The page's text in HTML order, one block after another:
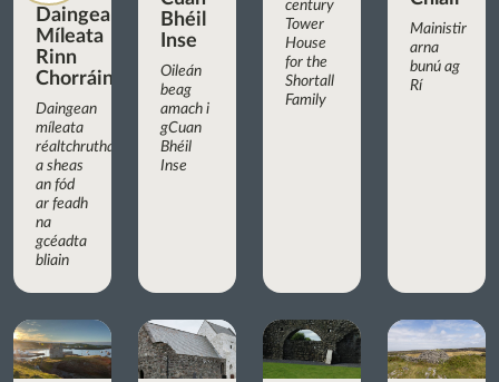
Daingean
Míleata
Rinn
Chorráin
Daingean
míleata
réaltchruthach
a sheas
an fód
ar feadh
na
gcéadta
bliain
Bhéil
Inse
Oileán
beag
amach i
gCuan
Bhéil
Inse
century
Tower
House
for the
Shortall
Family
Mainistir
arna
bunú ag
Rí